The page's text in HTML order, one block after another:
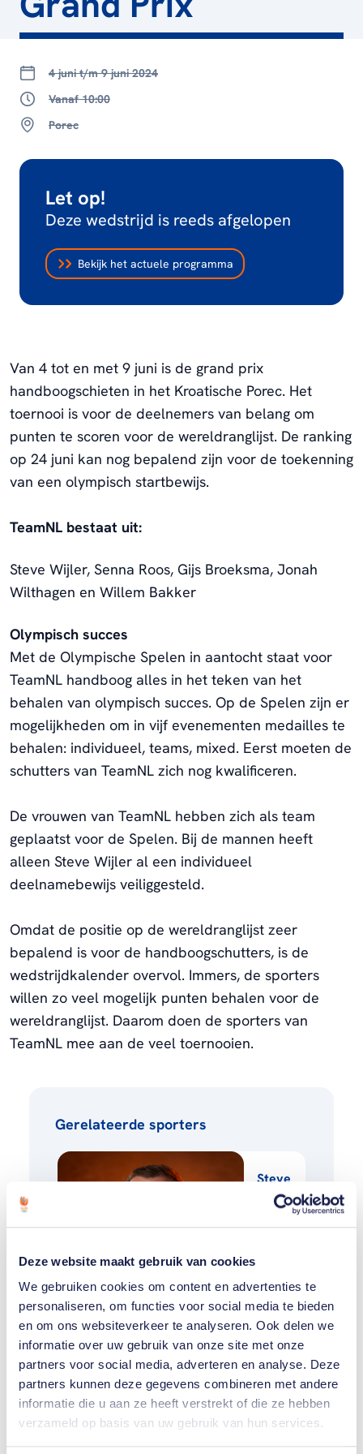
Deze website maakt gebruik van cookies
We gebruiken cookies om content en advertenties te
personaliseren, om functies voor social media te bieden
en om ons websiteverkeer te analyseren. Ook delen we
informatie over uw gebruik van onze site met onze
partners voor social media, adverteren en analyse. Deze
partners kunnen deze gegevens combineren met andere
informatie die u aan ze heeft verstrekt of die ze hebben
verzameld op basis van uw gebruik van hun services.
4 juni t/m 9 juni 2024
Vanaf 10:00
Porec
Let op!
Deze wedstrijd is reeds afgelopen
Bekijk het actuele programma
Van 4 tot en met 9 juni is de grand prix
handboogschieten in het Kroatische Porec. Het
toernooi is voor de deelnemers van belang om
punten te scoren voor de wereldranglijst. De ranking
op 24 juni kan nog bepalend zijn voor de toekenning
van een olympisch startbewijs.
TeamNL bestaat uit:
Steve Wijler, Senna Roos, Gijs Broeksma, Jonah
Wilthagen en Willem Bakker
Olympisch succes
Met de Olympische Spelen in aantocht staat voor
TeamNL handboog alles in het teken van het
behalen van olympisch succes. Op de Spelen zijn er
mogelijkheden om in vijf evenementen medailles te
behalen: individueel, teams, mixed. Eerst moeten de
schutters van TeamNL zich nog kwalificeren.
De vrouwen van TeamNL hebben zich als team
geplaatst voor de Spelen. Bij de mannen heeft
alleen Steve Wijler al een individueel
deelnamebewijs veiliggesteld.
Omdat de positie op de wereldranglijst zeer
bepalend is voor de handboogschutters, is de
wedstrijdkalender overvol. Immers, de sporters
willen zo veel mogelijk punten behalen voor de
wereldranglijst. Daarom doen de sporters van
TeamNL mee aan de veel toernooien.
Gerelateerde sporters
Steve
Wijler
Gijs
Toon alle 8
Gerelateerde teams